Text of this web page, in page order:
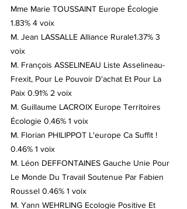
Mme Marie TOUSSAINT Europe Écologie
1.83% 4 voix
M. Jean LASSALLE Alliance Rurale1.37% 3
voix
M. François ASSELINEAU Liste Asselineau-
Frexit, Pour Le Pouvoir D'achat Et Pour La
Paix 0.91% 2 voix
M. Guillaume LACROIX Europe Territoires
Écologie 0.46% 1 voix
M. Florian PHILIPPOT L'europe Ca Suffit !
0.46% 1 voix
M. Léon DEFFONTAINES Gauche Unie Pour
Le Monde Du Travail Soutenue Par Fabien
Roussel 0.46% 1 voix
M. Yann WEHRLING Ecologie Positive Et